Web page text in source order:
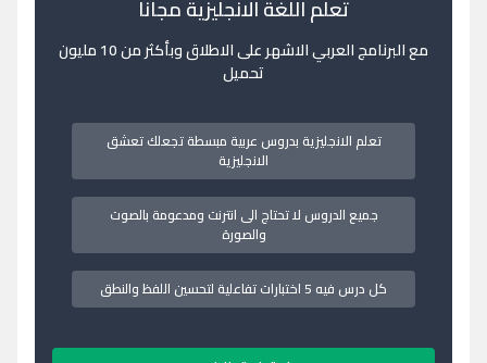
تعلم اللغة الانجليزية مجانا
مع البرنامج العربي الاشهر على الاطلاق وبأكثر من 10 مليون
تحميل
تعلم الانجليزية بدروس عربية مبسطة تجعلك تعشق
الانجليزية
جميع الدروس لا تحتاج الى انترنت ومدعومة بالصوت
والصورة
كل درس فيه 5 اختبارات تفاعلية لتحسين اللفظ والنطق